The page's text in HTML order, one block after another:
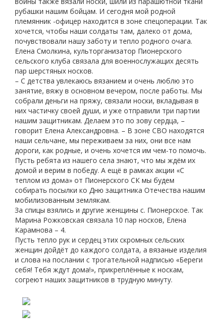
рубашки нашим бойцам. И сегодня мой родной
племянник -офицер находится в зоне спецоперации. Так
хочется, чтобы наши солдаты там, далеко от дома,
почувствовали нашу заботу и тепло родного очага.
Елена Смолкина, культорганизатор Пионерского
сельского клуба связала для военнослужащих десять
пар шерстяных носков.
– С детства увлекаюсь вязанием и очень люблю это
занятие, вяжу в основном вечером, после работы. Мы
собрали деньги на пряжу, связали носки, вкладывая в
них частичку своей души, и уже отправили три партии
нашим защитникам. Делаем это по зову сердца, –
говорит Елена Александровна. – В зоне СВО находятся
наши сельчане, мы переживаем за них, они все нам
дороги, как родные, и очень хочется им чем-то помочь.
Пусть ребята из нашего села знают, что мы ждём их
домой и верим в победу. А ещё в рамках акции «С
теплом из дома» от Пионерского СК мы будем
собирать посылки ко Дню защитника Отечества нашим
мобилизованным землякам.
За спицы взялись и другие женщины с. Пионерское. Так
Марина Рожковская связала 10 пар носков, Елена
Карамнова – 4.
Пусть тепло рук и сердец этих скромных сельских
женщин дойдёт до каждого солдата, а вязаные изделия
и слова на послании с трогательной надписью «Береги
себя! Тебя ждут дома!», прикреплённые к носкам,
согреют наших защитников в трудную минуту.